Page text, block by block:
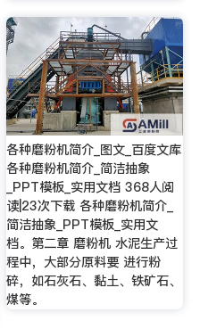
各种磨粉机简介_图文_百度文库
各种磨粉机简介_简洁抽象
_PPT模板_实用文档 368人阅
读|23次下载 各种磨粉机简介_
简洁抽象_PPT模板_实用文
档。第二章 磨粉机 水泥生产过
程中，大部分原料要 进行粉
碎，如石灰石、黏土、铁矿石、
煤等。